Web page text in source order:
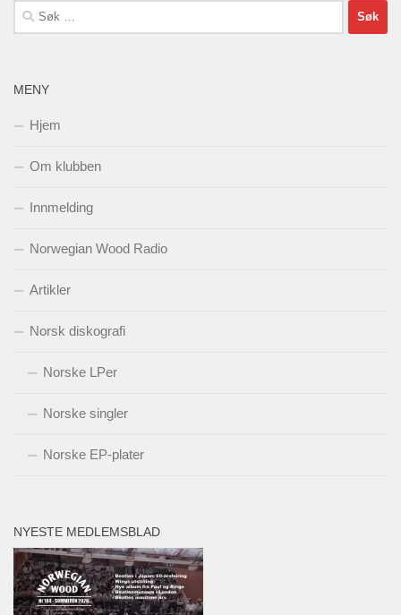
Søk
etter:
MENY
Hjem
Om klubben
Innmelding
Norwegian Wood Radio
Artikler
Norsk diskografi
Norske LPer
Norske singler
Norske EP-plater
NYESTE MEDLEMSBLAD